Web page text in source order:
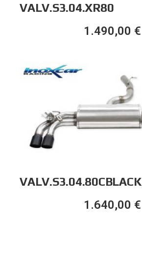
VALV.S3.04.XR80
1.490,00 €
VALV.S3.04.80CBLACK
1.640,00 €